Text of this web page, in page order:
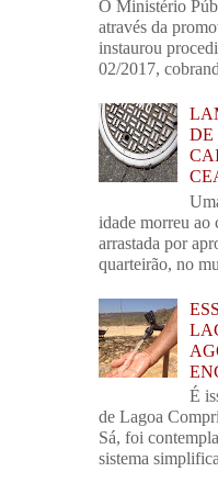
O Ministério
através da
instaurou
02/2017,
DE
idade morreu ao
arrastada por
quarteirão, no
É
de Lagoa
Sá, foi
sistema